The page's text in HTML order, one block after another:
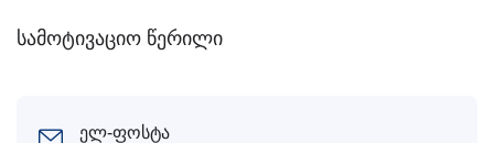
სამოტივაციო წერილი
ელ-ფოსტა